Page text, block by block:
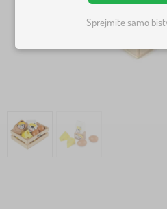
Sprejmite samo